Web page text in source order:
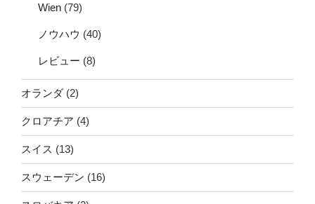
Wien (79)
ノウハウ (40)
レビュー (8)
オランダ (2)
クロアチア (4)
スイス (13)
スウェーデン (16)